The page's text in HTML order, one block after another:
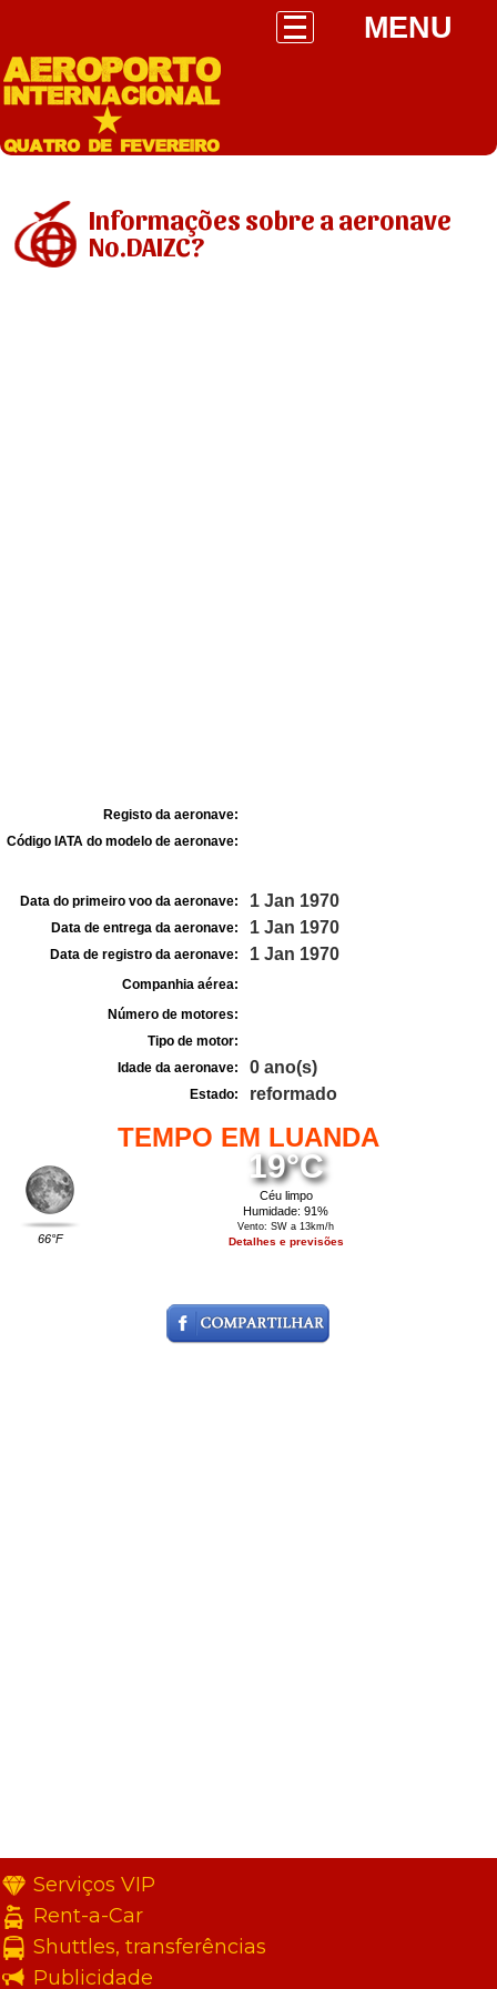
MENU
Informações sobre a aeronave
No.DAIZC?
Registo da aeronave:
Código IATA do modelo de aeronave:
Data do primeiro voo da aeronave: 1 Jan 1970
Data de entrega da aeronave: 1 Jan 1970
Data de registro da aeronave: 1 Jan 1970
Companhia aérea:
Número de motores:
Tipo de motor:
Idade da aeronave:
0 ano(s)
Estado: reformado
TEMPO EM LUANDA
66°F
19°C
Céu limpo
Humidade: 91%
Vento: SW a 13km/h
Detalhes e previsões
Serviços VIP
Rent-a-Car
Shuttles, transferências
Publicidade